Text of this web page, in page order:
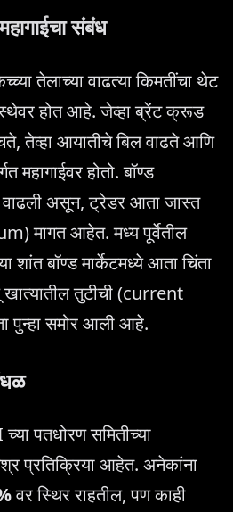
संबंध
तेलाच्या वाढत्या किमतींचा थेट
होत आहे. जेव्हा ब्रेंट क्रूड
तेव्हा आयातीचे बिल वाढते आणि
महागाईवर होतो. बॉण्ड
वाढली असून, ट्रेडर आता जास्त
मागत आहेत. मध्य पूर्वेतील
शांत बॉण्ड मार्केटमध्ये आता चिंता
तुटीची (current
पुन्हा समोर आली आहे.
च्या पतधोरण समितीच्या
प्रतिक्रिया आहेत. अनेकांना
वर स्थिर राहतील, पण काही